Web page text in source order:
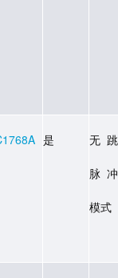
是 无跳
脉冲
模式